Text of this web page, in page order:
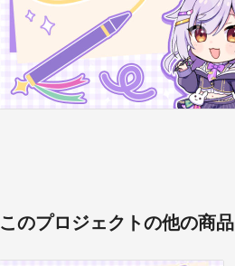
このプロジェクトの他の商品